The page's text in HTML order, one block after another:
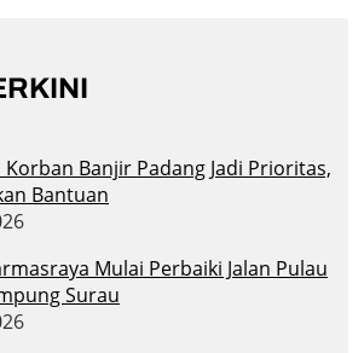
Banjir Padang Jadi Prioritas,
Bantuan
Mulai Perbaiki Jalan Pulau
Surau